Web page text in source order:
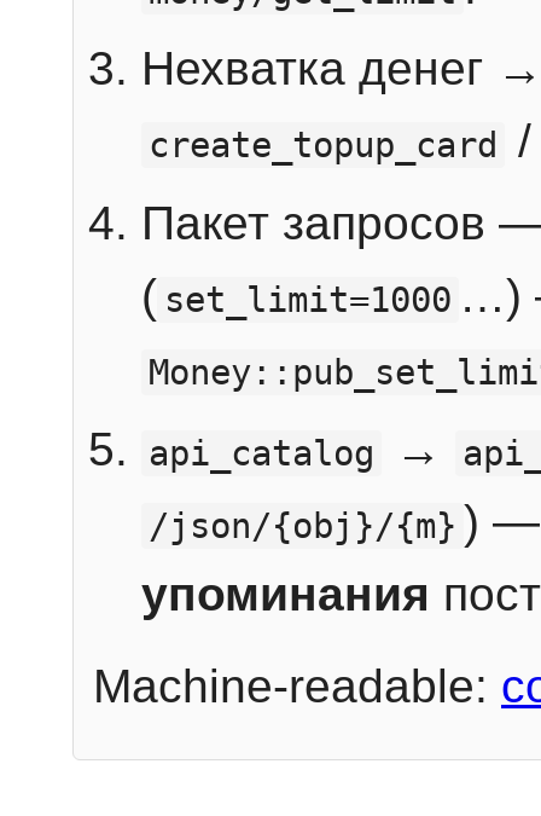
Нехватка денег
create_topup_card
Пакет запросов
( set_limit=1000 …)
api_catalog
→
/json/{obj}/{m} ) —
упоминания
Machine-readable: